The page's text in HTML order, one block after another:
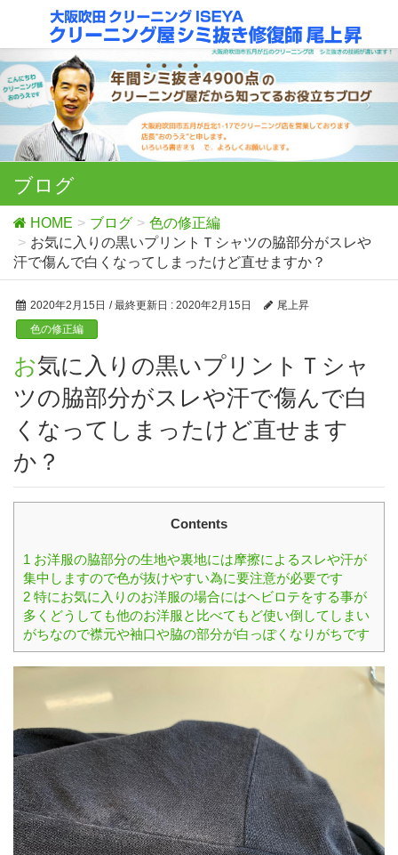
ブログ
HOME ブログ
色の修正編
お気に入りの黒いプリントＴシャツの脇部分がスレや
汗で傷んで白くなってしまったけど直せますか？
2020年2月15日 / 最終更新日 : 2020年2月15日
尾上昇
色の修正編
お気に入りの黒いプリントＴシャ
ツの脇部分がスレや汗で傷んで白
くなってしまったけど直せます
か？
Contents
1 お洋服の脇部分の生地や裏地には摩擦によるスレや汗が
集中しますので色が抜けやすい為に要注意が必要です
2 特にお気に入りのお洋服の場合にはヘビロテをする事が
多くどうしても他のお洋服と比べてもど使い倒してしまい
がちなので襟元や袖口や脇の部分が白っぽくなりがちです